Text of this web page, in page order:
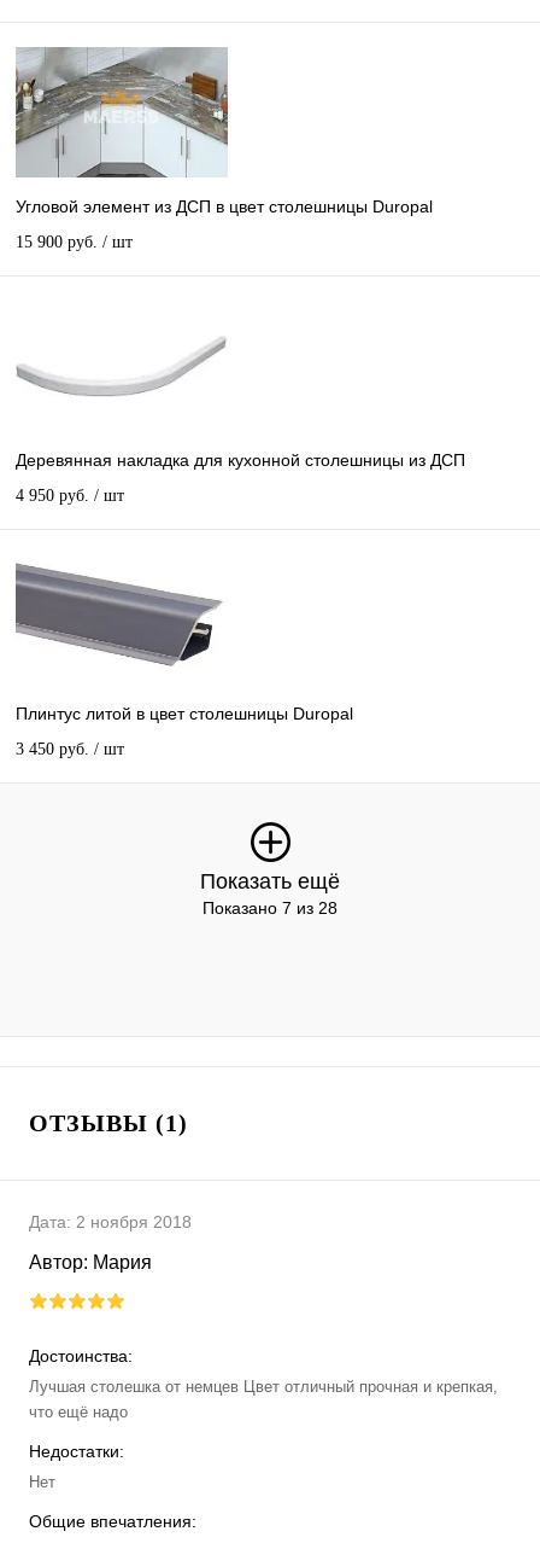
Угловой элемент из ДСП в цвет столешницы Duropal
15 900 руб. / шт
Деревянная накладка для кухонной столешницы из ДСП
4 950 руб. / шт
Плинтус литой в цвет столешницы Duropal
3 450 руб. / шт
Показать ещё
Показано 7 из 28
ОТЗЫВЫ (1)
Дата: 2 ноября 2018
Автор: Мария
Достоинства:
Лучшая столешка от немцев Цвет отличный прочная и крепкая,
что ещё надо
Недостатки:
Нет
Общие впечатления: